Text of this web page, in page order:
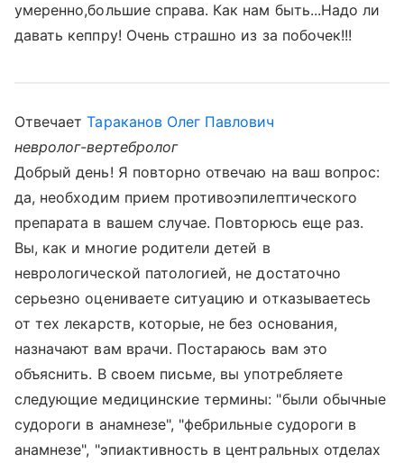
умеренно,большие справа. Как нам быть...Надо ли
давать кеппру! Очень страшно из за побочек!!!
ОтвечаетТараканов Олег Павлович
невролог-вертебролог
Добрый день! Я повторно отвечаю на ваш вопрос:
да, необходим прием противоэпилептического
препарата в вашем случае. Повторюсь еще раз.
Вы, как и многие родители детей в
неврологической патологией, не достаточно
серьезно оцениваете ситуацию и отказываетесь
от тех лекарств, которые, не без основания,
назначают вам врачи. Постараюсь вам это
объяснить. В своем письме, вы употребляете
следующие медицинские термины: "были обычные
судороги в анамнезе", "фебрильные судороги в
анамнезе", "эпиактивность в центральных отделах